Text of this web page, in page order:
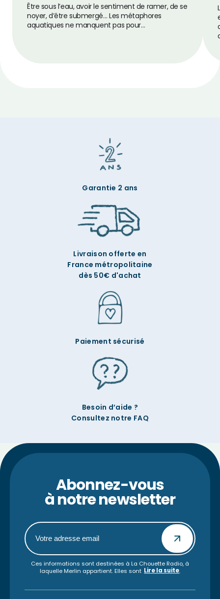
Être sous l’eau, avoir le sentiment de ramer, de se
noyer, d’être submergé… Les métaphores
aquatiques ne manquent pas pour…
Garantie 2 ans
Livraison offerte en
France métropolitaine
dès 50€ d'achat
Paiement sécurisé
Besoin d’aide ?
Consultez notre FAQ
Abonnez-vous
à notre newsletter
Ces informations sont destinées à La Chouette Radio, à
laquelle Merlin appartient. Elles sont Lire la suite.